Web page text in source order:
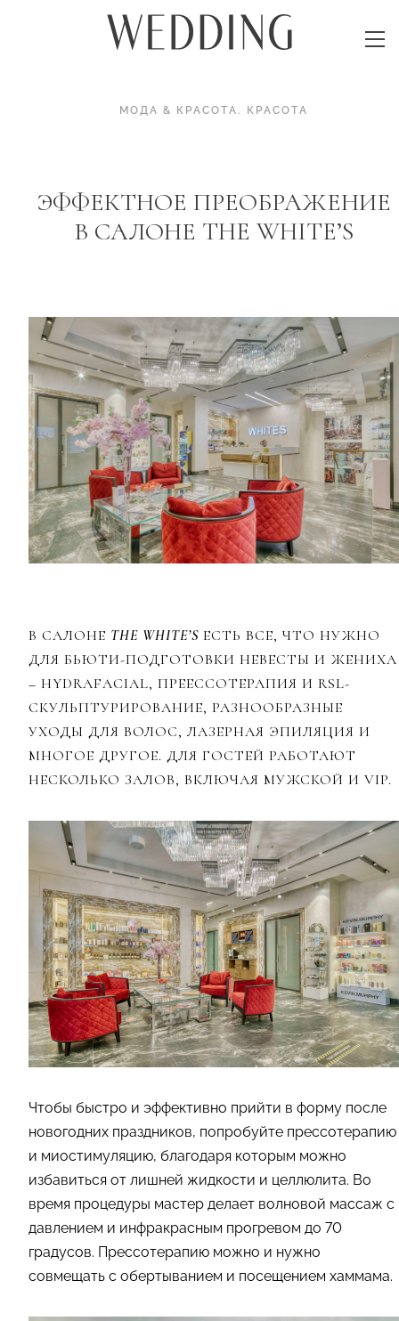
МОДА & КРАСОТА. КРАСОТА
ЭФФЕКТНОЕ ПРЕОБРАЖЕНИЕ
В САЛОНЕ THE WHITE’S
В САЛОНЕ THE WHITE’S ЕСТЬ ВСЕ, ЧТО НУЖНО
ДЛЯ БЬЮТИ-ПОДГОТОВКИ НЕВЕСТЫ И ЖЕНИХА
– HYDRAFACIAL, ПРЕЕССОТЕРАПИЯ И RSL-
СКУЛЬПТУРИРОВАНИЕ, РАЗНООБРАЗНЫЕ
УХОДЫ ДЛЯ ВОЛОС, ЛАЗЕРНАЯ ЭПИЛЯЦИЯ И
МНОГОЕ ДРУГОЕ. ДЛЯ ГОСТЕЙ РАБОТАЮТ
НЕСКОЛЬКО ЗАЛОВ, ВКЛЮЧАЯ МУЖСКОЙ И VIP.
Чтобы быстро и эффективно прийти в форму после
новогодних праздников, попробуйте прессотерапию
и миостимуляцию, благодаря которым можно
избавиться от лишней жидкости и целлюлита. Во
время процедуры мастер делает волновой массаж с
давлением и инфракрасным прогревом до 70
градусов. Прессотерапию можно и нужно
совмещать с обертыванием и посещением хаммама.